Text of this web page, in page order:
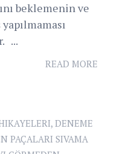
beklemenin ve
...
READ MORE
, DENEME
PAÇALARI SIVAMA